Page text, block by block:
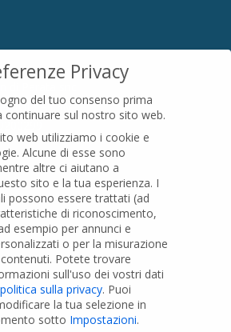
(GE) – Italy
in PVC-A
Privacy
del tuo consenso prima
continuare sul nostro sito web.
web utilizziamo i cookie e
Alcune di esse sono
altre ci aiutano a
sito e la tua esperienza. I
possono essere trattati (ad
di riconoscimento,
esempio per annunci e
o per la misurazione
Potete trovare
sull'uso dei vostri dati
politica sulla privacy. Puoi
la tua selezione in
sotto Impostazioni.